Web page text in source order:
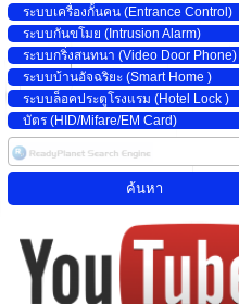
ระบบเครื่องกั้นคน (Entrance Control)
ระบบกันขโมย (Intrusion Alarm)
ระบบกริ่งสนทนา (Video Door Phone)
ระบบบ้านอัจฉริยะ (Smart Home )
ระบบล็อคประตูโรงแรม (Hotel Lock )
บัตร (HID/Mifare/EM Card)